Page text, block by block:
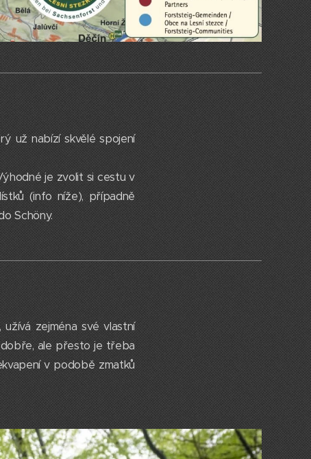
už nabízí skvělé spojení
je zvolit si cestu v
(info níže), případně
Schöny.
zejména své vlastní
dobře, ale přesto je třeba
v podobě zmatků